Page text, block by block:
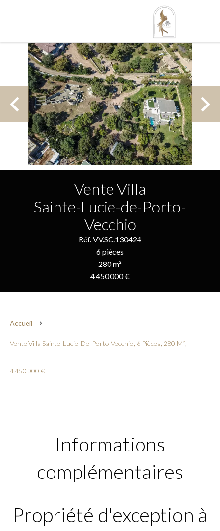
Vente Villa
Sainte-Lucie-de-Porto-
Vecchio
Réf. VV.SC.130424
6 pièces
280 m²
4 450 000 €
Accueil
Vente Villa Sainte-Lucie-De-Porto-Vecchio, 6 Pièces, 280 M²,
4 450 000 €
Informations
complémentaires
Propriété d'exception à